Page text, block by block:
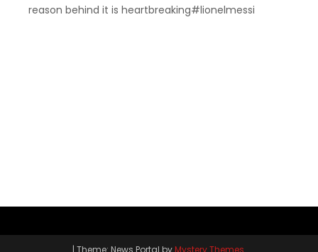
reason behind it is heartbreaking#lionelmessi